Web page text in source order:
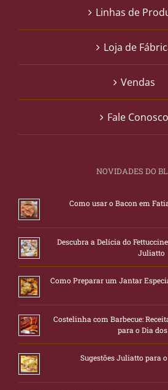
Linhas de
Loja de
Vendas
Fale Conosco
NOVIDADES DO
Como usar o Bacon em
Descubra a Delícia do
Juliatto
Como Preparar um Jantar
Costelinha com Barbecue:
para o Dia
Sugestões Juliatto para